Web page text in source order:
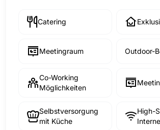
Catering
Meetingraum Outdoor-
Co-Working
Möglichkeiten
Selbstversorgung
mit Küche
High-